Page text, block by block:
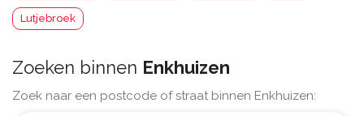
Lutjebroek
Zoeken binnen Enkhuizen
Zoek naar een postcode of straat binnen Enkhuizen: